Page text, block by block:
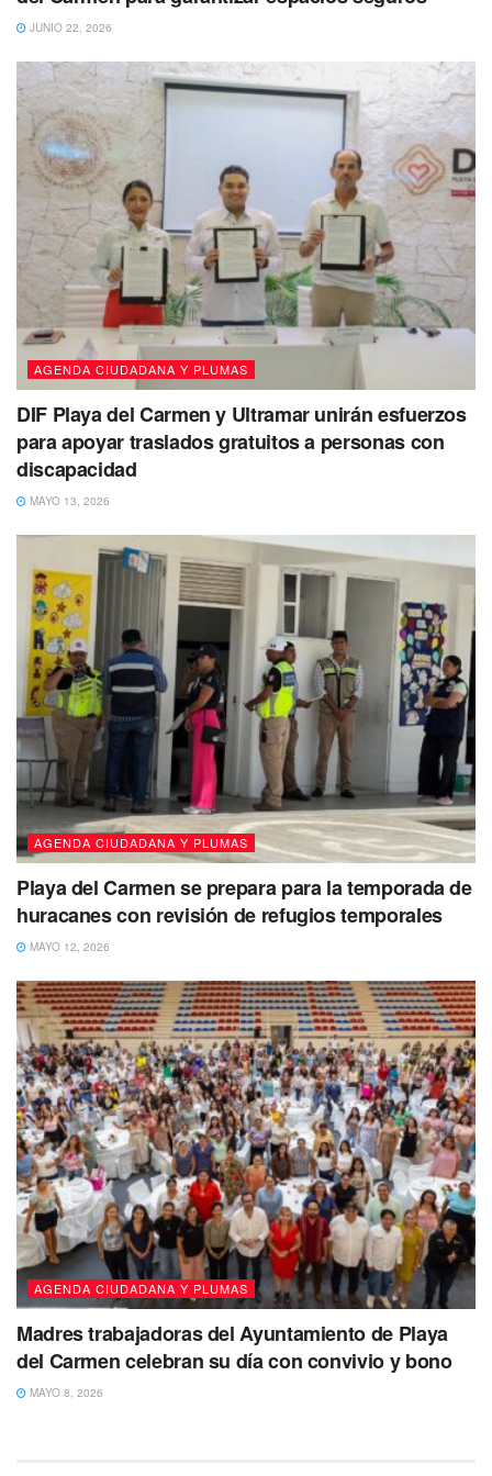
JUNIO 22, 2026
AGENDA CIUDADANA Y PLUMAS
DIF Playa del Carmen y Ultramar unirán esfuerzos
para apoyar traslados gratuitos a personas con
discapacidad
MAYO 13, 2026
AGENDA CIUDADANA Y PLUMAS
Playa del Carmen se prepara para la temporada de
huracanes con revisión de refugios temporales
MAYO 12, 2026
AGENDA CIUDADANA Y PLUMAS
Madres trabajadoras del Ayuntamiento de Playa
del Carmen celebran su día con convivio y bono
MAYO 8, 2026